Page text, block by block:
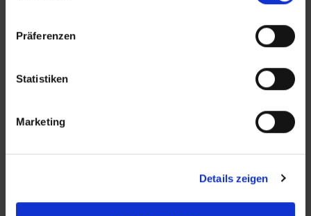
Präferenzen
Statistiken
Marketing
Details zeigen